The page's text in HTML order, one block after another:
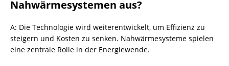
Nahwärmesystemen aus?
A: Die Technologie wird weiterentwickelt, um Effizienz zu
steigern und Kosten zu senken. Nahwärmesysteme spielen
eine zentrale Rolle in der Energiewende.